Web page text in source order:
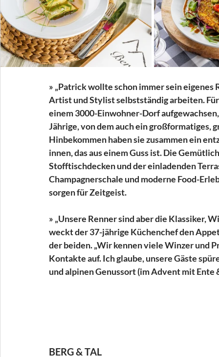
» „Patrick wollte schon immer sein
Artist und Stylist selbstständig arbeiten.
einem 3000-Einwohner-Dorf
Jährige, von dem auch ein großformatiges,
Hinbekommen haben sie zusammen ein
innen, das aus einem Guss ist. Die
Stofftischdecken und der einladenden
Champagnerschale und moderne Food-
sorgen für Zeitgeist.
» „Unsere Renner sind aber die Klassiker,
weckt der 37-jährige Küchenchef den
der beiden. „Wir kennen viele Winzer und
Kontakte auf. Ich glaube, unsere Gäste
und alpinen Genussort (im Advent mit
BERG & TAL